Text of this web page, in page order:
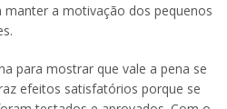
a motivação dos pequenos
para mostrar que vale a pena se
efeitos satisfatórios porque se